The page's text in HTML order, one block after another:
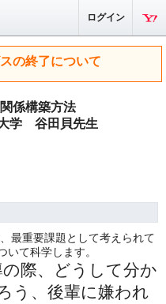
ログイン
の終了について
人間関係構築方法
貝先生
重要課題として考えられて
いて科学します。
際、どうして分か
う、後輩に嫌われ